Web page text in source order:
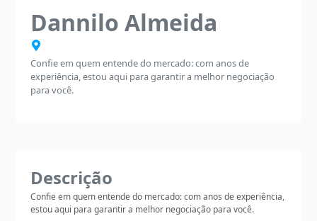
Dannilo Almeida
Confie em quem entende do mercado: com anos de
experiência, estou aqui para garantir a melhor negociação
para você.
Descrição
Confie em quem entende do mercado: com anos de experiência,
estou aqui para garantir a melhor negociação para você.